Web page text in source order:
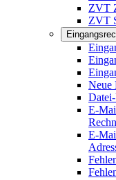
ZVT
ZVT
Neue
E-
E-